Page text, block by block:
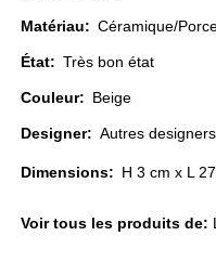
Matériau: Céramique/
État: Très bon état
Couleur: Beige
Designer: Autres designers
Dimensions: H 3 cm x L
Voir tous les produits de: